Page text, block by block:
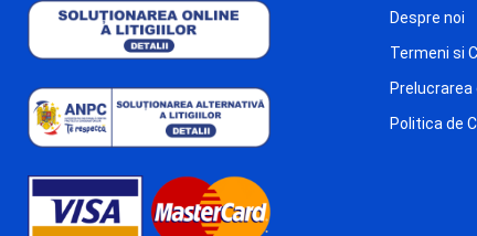
Despre noi
Termeni si
Prelucrarea
Politica de